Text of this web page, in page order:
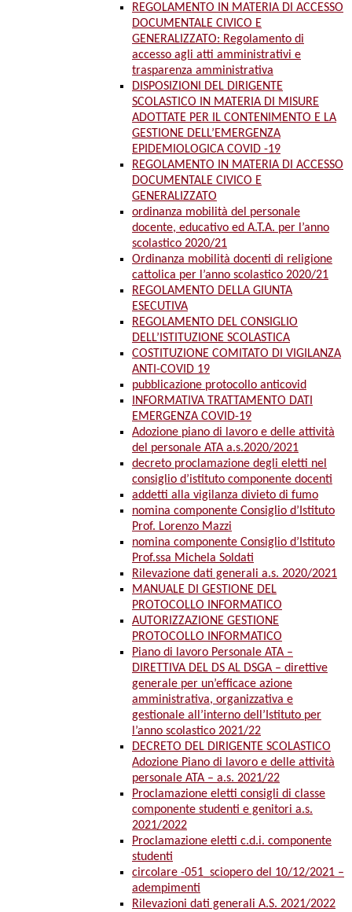
REGOLAMENTO IN MATERIA DI ACCESSO
DOCUMENTALE CIVICO E
GENERALIZZATO: Regolamento di
accesso agli atti amministrativi e
trasparenza amministrativa
DISPOSIZIONI DEL DIRIGENTE
SCOLASTICO IN MATERIA DI MISURE
ADOTTATE PER IL CONTENIMENTO E LA
GESTIONE DELL’EMERGENZA
EPIDEMIOLOGICA COVID -19
REGOLAMENTO IN MATERIA DI ACCESSO
DOCUMENTALE CIVICO E
GENERALIZZATO
ordinanza mobilità del personale
docente, educativo ed A.T.A. per l’anno
scolastico 2020/21
Ordinanza mobilità docenti di religione
cattolica per l’anno scolastico 2020/21
REGOLAMENTO DELLA GIUNTA
ESECUTIVA
REGOLAMENTO DEL CONSIGLIO
DELL’ISTITUZIONE SCOLASTICA
COSTITUZIONE COMITATO DI VIGILANZA
ANTI-COVID 19
pubblicazione protocollo anticovid
INFORMATIVA TRATTAMENTO DATI
EMERGENZA COVID-19
Adozione piano di lavoro e delle attività
del personale ATA a.s.2020/2021
decreto proclamazione degli eletti nel
consiglio d’istituto componente docenti
addetti alla vigilanza divieto di fumo
nomina componente Consiglio d’Istituto
Prof. Lorenzo Mazzi
nomina componente Consiglio d’Istituto
Prof.ssa Michela Soldati
Rilevazione dati generali a.s. 2020/2021
MANUALE DI GESTIONE DEL
PROTOCOLLO INFORMATICO
AUTORIZZAZIONE GESTIONE
PROTOCOLLO INFORMATICO
Piano di lavoro Personale ATA –
DIRETTIVA DEL DS AL DSGA – direttive
generale per un’efficace azione
amministrativa, organizzativa e
gestionale all’interno dell’Istituto per
l’anno scolastico 2021/22
DECRETO DEL DIRIGENTE SCOLASTICO
Adozione Piano di lavoro e delle attività
personale ATA – a.s. 2021/22
Proclamazione eletti consigli di classe
componente studenti e genitori a.s.
2021/2022
Proclamazione eletti c.d.i. componente
studenti
circolare -051_sciopero del 10/12/2021 –
adempimenti
Rilevazioni dati generali A.S. 2021/2022